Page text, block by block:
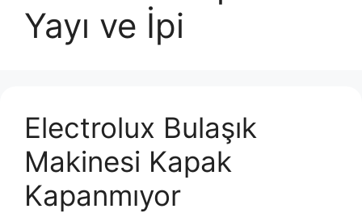
Yayı ve İpi
Electrolux Bulaşık
Makinesi Kapak
Kapanmıyor